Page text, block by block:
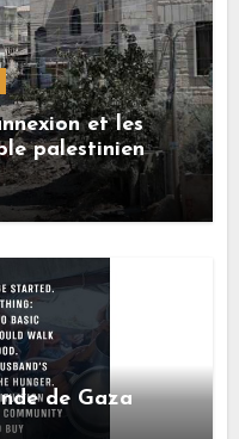
et les
palestinien
de Gaza